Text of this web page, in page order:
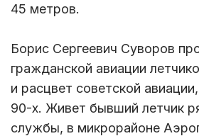
45 метров.
Борис Сергеевич Суворов
гражданской авиации
и расцвет советской
90-х. Живет бывший летчик
службы, в микрорайоне